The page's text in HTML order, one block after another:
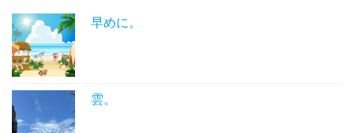
早めに。
雲。